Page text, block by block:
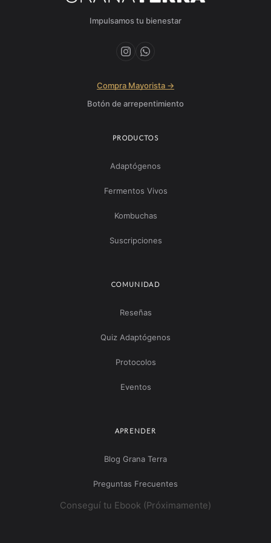
Impulsamos tu bienestar
Compra Mayorista →
Botón de arrepentimiento
PRODUCTOS
Adaptógenos
Fermentos Vivos
Kombuchas
Suscripciones
COMUNIDAD
Reseñas
Quiz Adaptógenos
Protocolos
Eventos
APRENDER
Blog Grana Terra
Preguntas Frecuentes
Conseguí tu Ebook (Próximamente)